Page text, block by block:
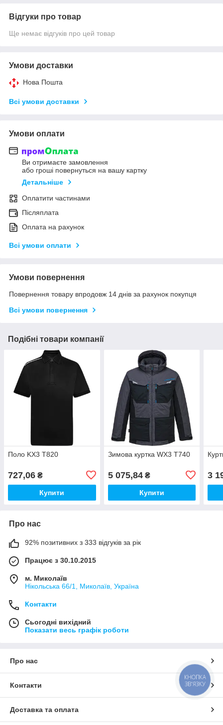
Відгуки про товар
Ще немає відгуків про цей товар
Умови доставки
Нова Пошта
Всі умови доставки
Умови оплати
Ви отримаєте замовлення
або гроші повернуться на вашу картку
Детальніше
Оплатити частинами
Післяплата
Оплата на рахунок
Всі умови оплати
Умови повернення
Повернення товару впродовж 14 днів за рахунок покупця
Всі умови повернення
Подібні товари компанії
Поло KX3 T820
727,06 ₴
Купити
Зимова куртка WX3 T740
5 075,84₴
Купити
3
Про нас
92% позитивних з 333 відгуків за рік
Працює з 30.10.2015
м. Миколаїв
Нікольська 66/1, Миколаїв, Україна
Контакти
Сьогодні вихідний
Показати весь графік роботи
Про нас
Контакти
Доставка та оплата
КНОПКА
ЗВ'ЯЗКУ